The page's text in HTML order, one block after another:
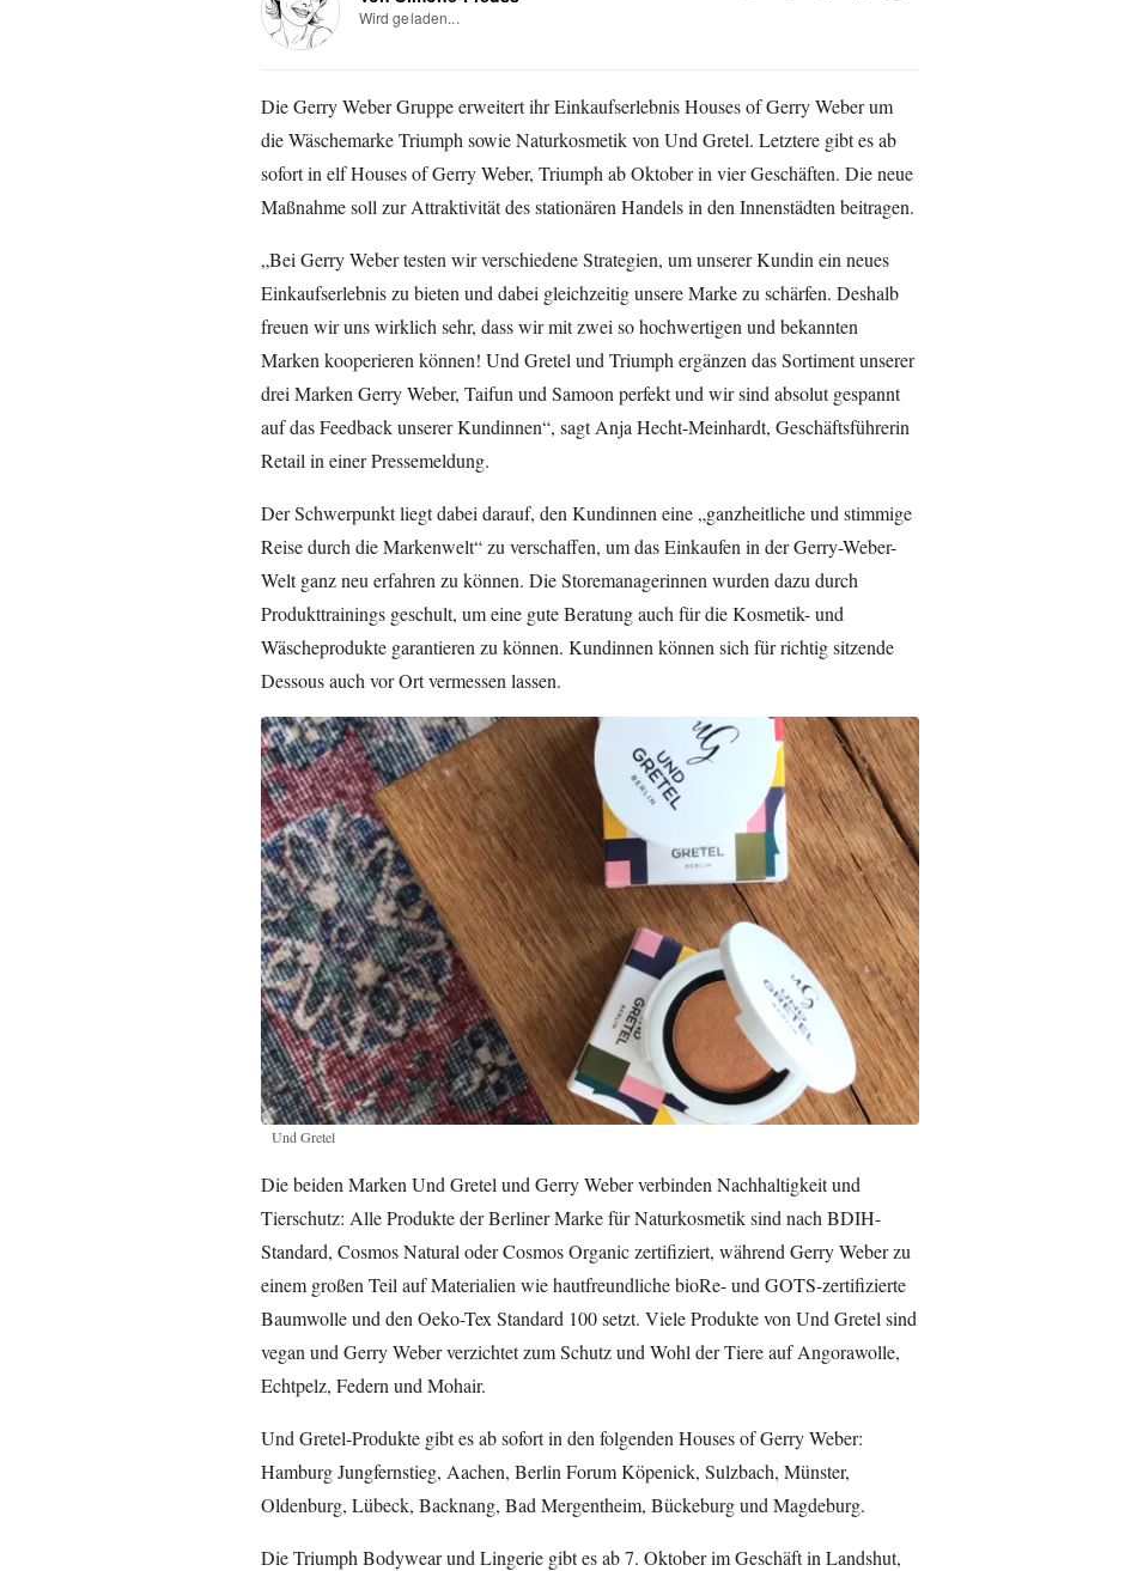
Wird geladen...
Die Gerry Weber Gruppe erweitert ihr Einkaufserlebnis Houses of Gerry Weber um
die Wäschemarke Triumph sowie Naturkosmetik von Und Gretel. Letztere gibt es ab
sofort in elf Houses of Gerry Weber, Triumph ab Oktober in vier Geschäften. Die neue
Maßnahme soll zur Attraktivität des stationären Handels in den Innenstädten beitragen.
„Bei Gerry Weber testen wir verschiedene Strategien, um unserer Kundin ein neues
Einkaufserlebnis zu bieten und dabei gleichzeitig unsere Marke zu schärfen. Deshalb
freuen wir uns wirklich sehr, dass wir mit zwei so hochwertigen und bekannten
Marken kooperieren können! Und Gretel und Triumph ergänzen das Sortiment unserer
drei Marken Gerry Weber, Taifun und Samoon perfekt und wir sind absolut gespannt
auf das Feedback unserer Kundinnen“, sagt Anja Hecht-Meinhardt, Geschäftsführerin
Retail in einer Pressemeldung.
Der Schwerpunkt liegt dabei darauf, den Kundinnen eine „ganzheitliche und stimmige
Reise durch die Markenwelt“ zu verschaffen, um das Einkaufen in der Gerry-Weber-
Welt ganz neu erfahren zu können. Die Storemanagerinnen wurden dazu durch
Produkttrainings geschult, um eine gute Beratung auch für die Kosmetik- und
Wäscheprodukte garantieren zu können. Kundinnen können sich für richtig sitzende
Dessous auch vor Ort vermessen lassen.
Und Gretel
Die beiden Marken Und Gretel und Gerry Weber verbinden Nachhaltigkeit und
Tierschutz: Alle Produkte der Berliner Marke für Naturkosmetik sind nach BDIH-
Standard, Cosmos Natural oder Cosmos Organic zertifiziert, während Gerry Weber zu
einem großen Teil auf Materialien wie hautfreundliche bioRe- und GOTS-zertifizierte
Baumwolle und den Oeko-Tex Standard 100 setzt. Viele Produkte von Und Gretel sind
vegan und Gerry Weber verzichtet zum Schutz und Wohl der Tiere auf Angorawolle,
Echtpelz, Federn und Mohair.
Und Gretel-Produkte gibt es ab sofort in den folgenden Houses of Gerry Weber:
Hamburg Jungfernstieg, Aachen, Berlin Forum Köpenick, Sulzbach, Münster,
Oldenburg, Lübeck, Backnang, Bad Mergentheim, Bückeburg und Magdeburg.
Die Triumph Bodywear und Lingerie gibt es ab 7. Oktober im Geschäft in Landshut,